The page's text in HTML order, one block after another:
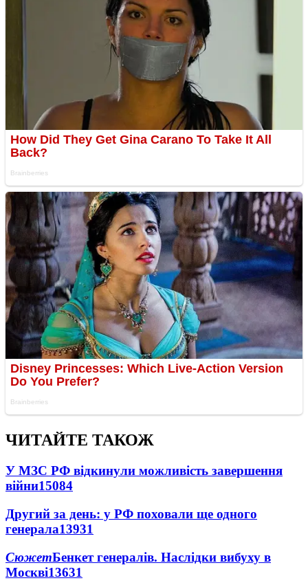
ЧИТАЙТЕ ТАКОЖ
У МЗС РФ відкинули можливість завершення
війни15084
Другий за день: у РФ поховали ще одного
генерала13931
СюжетБенкет генералів. Наслідки вибуху в
Москві13631